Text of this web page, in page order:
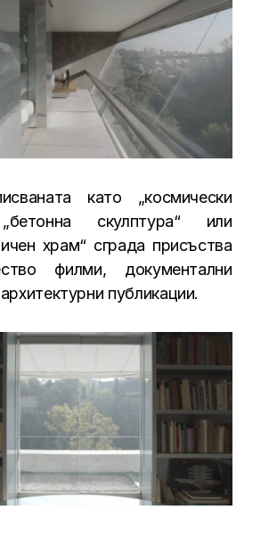
като „космически
скулптура“ или
храм“ сграда присъства
филми, документални
публикации.